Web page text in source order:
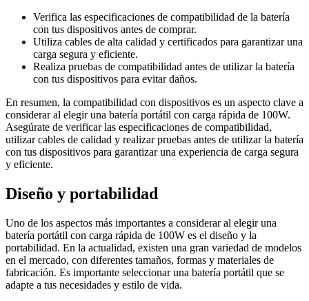
Verifica las especificaciones de compatibilidad de la batería
con tus dispositivos antes de comprar.
Utiliza cables de alta calidad y certificados para garantizar una
carga segura y eficiente.
Realiza pruebas de compatibilidad antes de utilizar la batería
con tus dispositivos para evitar daños.
En resumen, la compatibilidad con dispositivos es un aspecto clave a
considerar al elegir una batería portátil con carga rápida de 100W.
Asegúrate de verificar las especificaciones de compatibilidad,
utilizar cables de calidad y realizar pruebas antes de utilizar la batería
con tus dispositivos para garantizar una experiencia de carga segura
y eficiente.
Diseño y portabilidad
Uno de los aspectos más importantes a considerar al elegir una
batería portátil con carga rápida de 100W es el diseño y la
portabilidad. En la actualidad, existen una gran variedad de modelos
en el mercado, con diferentes tamaños, formas y materiales de
fabricación. Es importante seleccionar una batería portátil que se
adapte a tus necesidades y estilo de vida.